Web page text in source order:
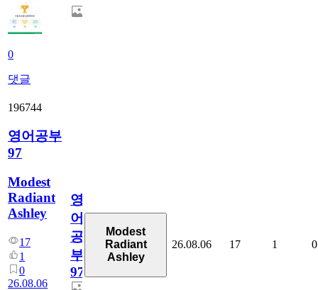
0
댓글
196744
영어공부
97
Modest
Radiant
Ashley
17
1
0
26.08.06
영
어
공
부
97
Modest
Radiant
Ashley
26.08.06 17 1 0